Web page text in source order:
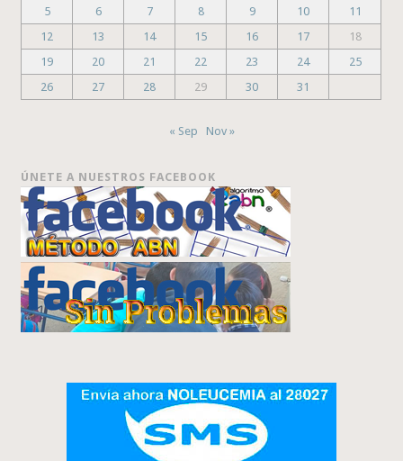
5
6 7 8 9 10
11
12
13 14 15 16 17
18
19
20 21 22 23 24
25
26
27 28 29 30 31
« Sep Nov »
ÚNETE A NUESTROS FACEBOOK